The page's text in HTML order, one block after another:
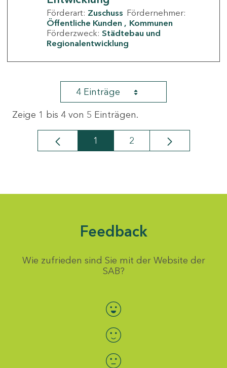
Förderart: Zuschuss Fördernehmer:
Öffentliche Kunden
Kommunen
Förderzweck: Städtebau und
Regionalentwicklung
4 Einträge
Zeige 1 bis 4 von 5 Einträgen.
Seite
1 Seite
2
Feedback
Wie zufrieden sind Sie mit der Website der
SAB?
Bewertung auswählen